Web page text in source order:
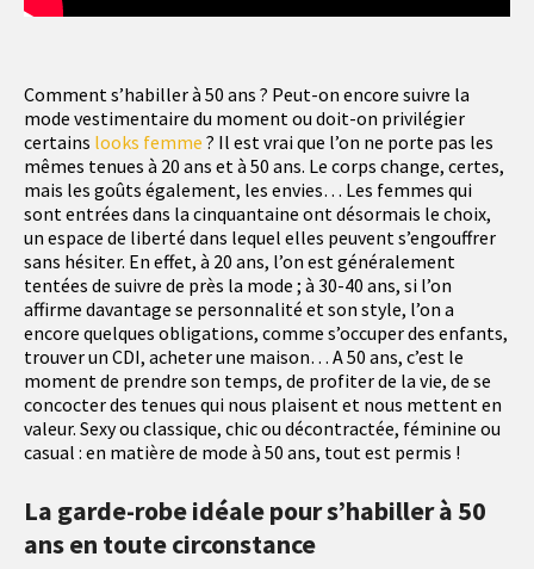
Comment s’habiller à 50 ans ? Peut-on encore suivre la
mode vestimentaire du moment ou doit-on privilégier
certains looks femme ? Il est vrai que l’on ne porte pas les
mêmes tenues à 20 ans et à 50 ans. Le corps change, certes,
mais les goûts également, les envies… Les femmes qui
sont entrées dans la cinquantaine ont désormais le choix,
un espace de liberté dans lequel elles peuvent s’engouffrer
sans hésiter. En effet, à 20 ans, l’on est généralement
tentées de suivre de près la mode ; à 30-40 ans, si l’on
affirme davantage se personnalité et son style, l’on a
encore quelques obligations, comme s’occuper des enfants,
trouver un CDI, acheter une maison… A 50 ans, c’est le
moment de prendre son temps, de profiter de la vie, de se
concocter des tenues qui nous plaisent et nous mettent en
valeur. Sexy ou classique, chic ou décontractée, féminine ou
casual : en matière de mode à 50 ans, tout est permis !
La garde-robe idéale pour s’habiller à 50
ans en toute circonstance